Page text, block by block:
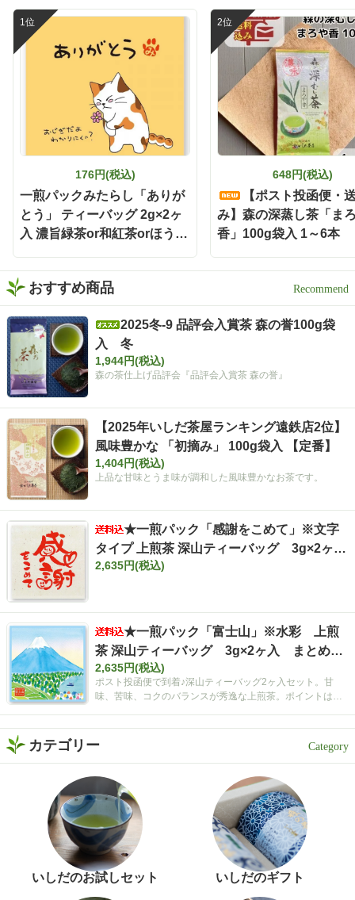
🕐 濃い緑茶が好きな方に
は、この味わいをぜひ一度
体験してほしい🌿 もちろん
静岡割だけでなく、お湯出
しでも水出しも出来ますよ
茶、ほっとしたい時間には
温かい緑茶、夜は静岡割
と、その日の気分に合わせ
で、飲み終わった後の茶殻
の後始末も手軽🗑️ 本格的な
お茶をもっと身近に楽しみ
たい時にも嬉しい存在です
🌿 お茶どころ静岡ならでは
の、新しい晩酌スタイル
「静岡割」 お酒好きさんも
緑茶好きさんも、保存して
おうち時間に試してみてく
ださい✨ インスタグラム @i
shidachaya 商品サイト http
s://www.ishida-chaya.com/k
okuuma/ #PR#いしだ茶屋 #
タイアップ#静岡割#濃旨緑
茶ティーバッグ
176円(税込)
一煎パックみたらし「ありが
とう」 ティーバッグ 2g×2ヶ
入 濃旨緑茶or和紅茶orほうじ
648円(税込)
【ポスト投函便・
み】森の深蒸し茶「ま
香」100g袋入 1～6本
おすすめ商品
2025冬-9 品評会入賞茶 森の誉100g袋
入 冬
1,944円(税込)
森の茶仕上げ品評会『品評会入賞茶 森の誉』
【2025年いしだ茶屋ランキング遠鉄店2位】
風味豊かな 「初摘み」 100g袋入 【定番】
1,404円(税込)
上品な甘味とうま味が調和した風味豊かなお茶です。
★一煎パック「感謝をこめて」※文字
タイプ 上煎茶 深山ティーバッグ 3g×2ヶ
入 まとめ買いセット【ポスト投函便・送料
2,635円(税込)
★一煎パック「富士山」※水彩 上煎
茶 深山ティーバッグ 3g×2ヶ入 まとめ買
いセット【ポスト投函便・送料込み】
2,635円(税込)
ポスト投函便で到着♪深山ティーバッグ2ヶ入セット。甘
味、苦味、コクのバランスが秀逸な上煎茶。ポイントは空
カテゴリー
いしだのお試しセット いしだのギフト